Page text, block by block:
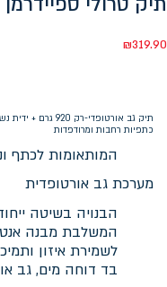
₪319.90
תיק גב אורטופדי-רק 920 גרם + ידית נשיאה
כתפיות רחבות ומרודפדות
המותאומות לכתף
מערכת גב אורטופדית
הבנויה בשיטה
המשלבת מבנה
לשמירת איזון
בד דוחה מים, גב